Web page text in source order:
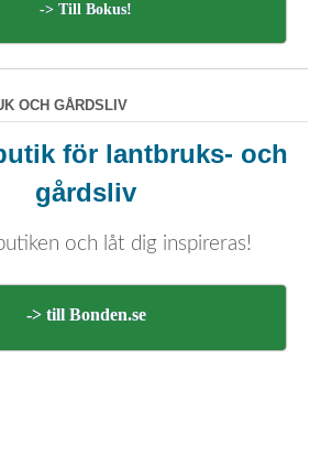
-> Till Bokus!
OCH GÅRDSLIV
för lantbruks- och
gårdsliv
och låt dig inspireras!
-> till Bonden.se